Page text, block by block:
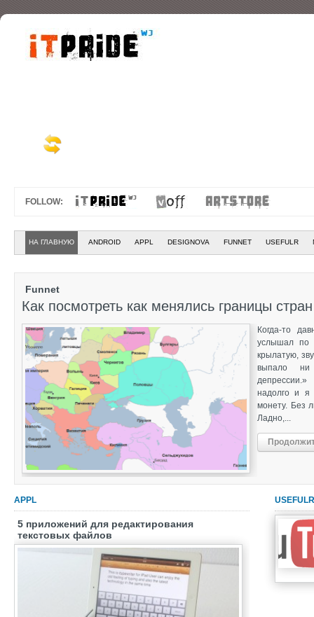
FOLLOW:
НА ГЛАВНУЮ ANDROID APPL DESIGNOVA FUNNET USEFULR
Funnet
Как посмотреть как менялись границы
Когда-то
услышал по
крылатую,
выпало ни
надолго и я
монету. Без
Ладно,...
APPL
5 приложений для редактирования
текстовых файлов
USEFULR